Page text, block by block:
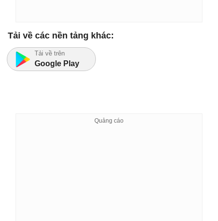
Tải về các nền tảng khác:
Tải về trên
Google Play